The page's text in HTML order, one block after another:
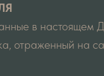
в настоящем
отраженный на